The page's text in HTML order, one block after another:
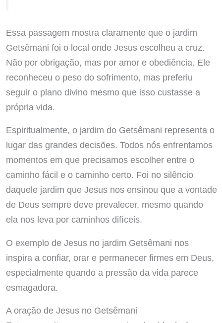
Essa passagem mostra claramente que o jardim
Getsêmani foi o local onde Jesus escolheu a cruz.
Não por obrigação, mas por amor e obediência. Ele
reconheceu o peso do sofrimento, mas preferiu
seguir o plano divino mesmo que isso custasse a
própria vida.
Espiritualmente, o jardim do Getsêmani representa o
lugar das grandes decisões. Todos nós enfrentamos
momentos em que precisamos escolher entre o
caminho fácil e o caminho certo. Foi no silêncio
daquele jardim que Jesus nos ensinou que a vontade
de Deus sempre deve prevalecer, mesmo quando
ela nos leva por caminhos difíceis.
O exemplo de Jesus no jardim Getsêmani nos
inspira a confiar, orar e permanecer firmes em Deus,
especialmente quando a pressão da vida parece
esmagadora.
A oração de Jesus no Getsêmani